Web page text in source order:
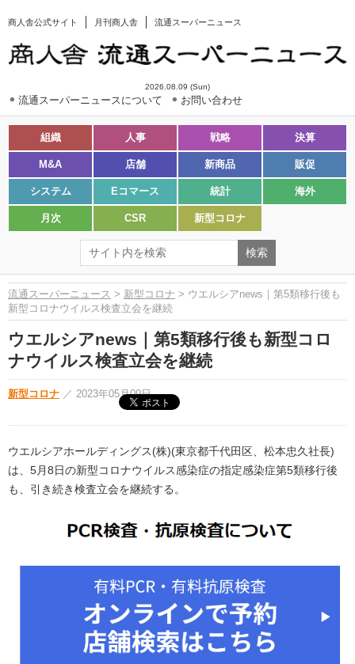
商人舎公式サイト 月刊商人舎 流通スーパーニュース
2026.08.09 (Sun)
流通スーパーニュースについて お問い合わせ
組織 人事 戦略 決算
M&A 店舗 新商品 販促
システム Eコマース 統計 海外
月次 CSR 新型コロナ
流通スーパーニュース > 新型コロナ > ウエルシアnews｜第5類移行後も
新型コロナウイルス検査立会を継続
ウエルシアnews｜第5類移行後も新型コロ
ナウイルス検査立会を継続
新型コロナ ／ 2023年05月09日
ウエルシアホールディングス(株)(東京都千代田区、松本忠久社長)
は、5月8日の新型コロナウイルス感染症の指定感染症第5類移行後
も、引き続き検査立会を継続する。